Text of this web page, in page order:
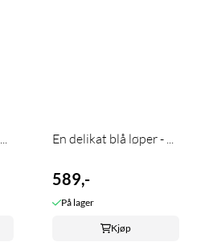
En delikat blå løper - ...
589,-
På lager
Kjøp